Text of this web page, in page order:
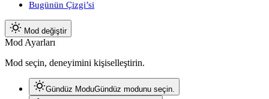
Bugünün Çizgi’si
Mod değiştir
Mod Ayarları
Mod seçin, deneyimini kişiselleştirin.
Gündüz ModuGündüz modunu seçin.